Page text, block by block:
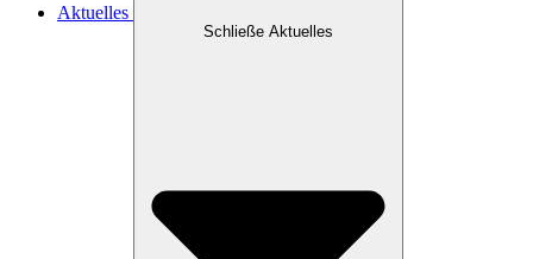
Aktuelles
Schließe Aktuelles